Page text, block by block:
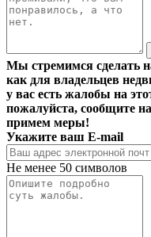
Мы стремимся сделать
как для владельцев
у вас есть жалобы на
пожалуйста, сообщите
примем меры!
Укажите ваш E-mail
Не менее 50 символов